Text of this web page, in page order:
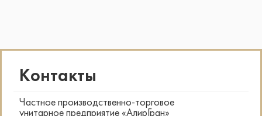
Контакты
Частное производственно-торговое
унитарное предприятие «АлирГран»